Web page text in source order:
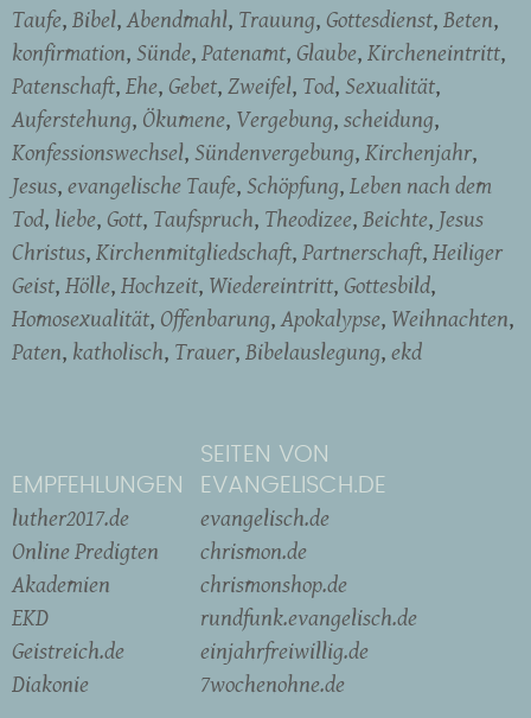
Taufe Bibel Abendmahl Trauung Gottesdienst Beten
konfirmation Sünde Patenamt Glaube Kircheneintritt
Patenschaft Ehe Gebet Zweifel Tod Sexualität
Auferstehung Ökumene Vergebung scheidung
Konfessionswechsel Sündenvergebung Kirchenjahr
Jesus evangelische Taufe Schöpfung Leben nach dem
Tod liebe Gott Taufspruch Theodizee Beichte Jesus
Christus Kirchenmitgliedschaft Partnerschaft Heiliger
Geist Hölle Hochzeit Wiedereintritt Gottesbild
Homosexualität Offenbarung Apokalypse Weihnachten
Paten katholisch Trauer Bibelauslegung ekd
EMPFEHLUNGEN
luther2017.de
Online Predigten
Akademien
EKD
Geistreich.de
Diakonie
SEITEN VON
EVANGELISCH.DE
evangelisch.de
chrismon.de
chrismonshop.de
rundfunk.evangelisch.de
einjahrfreiwillig.de
7wochenohne.de